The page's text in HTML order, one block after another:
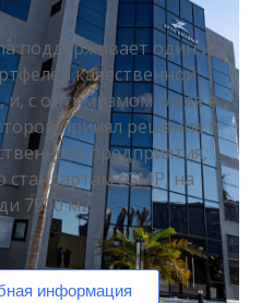
поддерживает один из
качественной
и, с оптимизмом глядя в
принял решение о
предприятия,
cGMP, на
7500 м2.
информация